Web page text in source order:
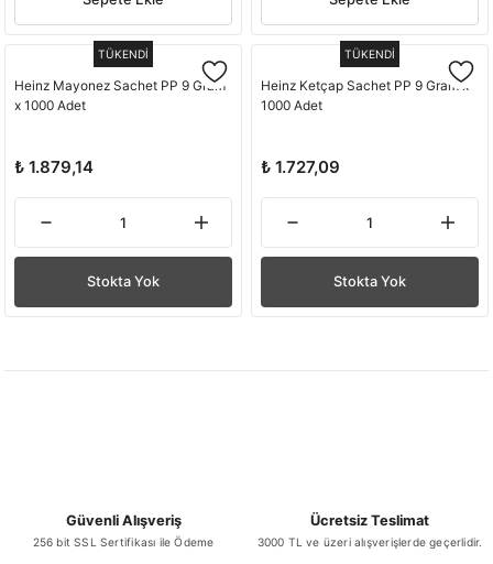
TÜKENDİ
Heinz Mayonez Sachet PP 9 Gram
x 1000 Adet
₺ 1.879,14
Stokta Yok
TÜKENDİ
Heinz Ketçap Sachet PP 9 Gram x
1000 Adet
₺ 1.727,09
Stokta Yok
Güvenli Alışveriş
256 bit SSL Sertifikası ile Ödeme
Ücretsiz Teslimat
3000 TL ve üzeri alışverişlerde geçerlidir.